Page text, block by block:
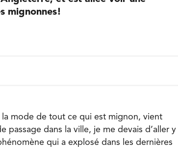
mignonnes!
mode de tout ce qui est mignon, vient
passage dans la ville, je me devais d’aller y
qui a explosé dans les dernières